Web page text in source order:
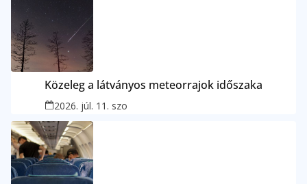
Közeleg a látványos meteorrajok időszaka
2026. júl. 11. szo